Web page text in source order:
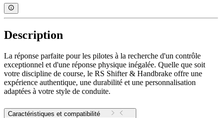
Description
La réponse parfaite pour les pilotes à la recherche d'un contrôle
exceptionnel et d'une réponse physique inégalée. Quelle que soit
votre discipline de course, le RS Shifter & Handbrake offre une
expérience authentique, une durabilité et une personnalisation
adaptées à votre style de conduite.
Caractéristiques et compatibilité